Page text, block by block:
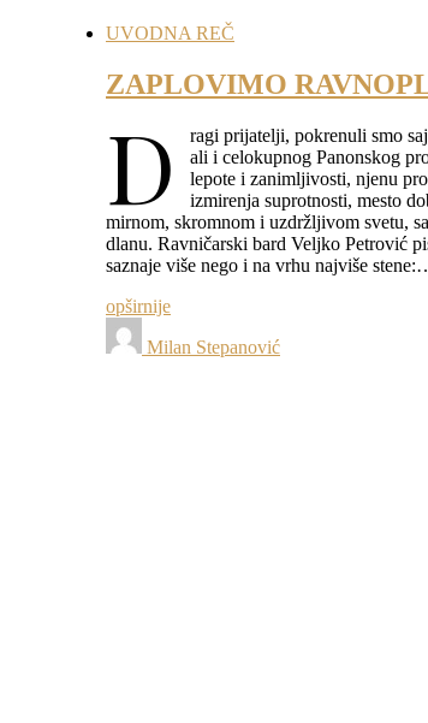
UVODNA REČ
ZAPLOVIMO
D
ragi prijatelji, pokrenuli smo
ali i celokupnog Panonskog
lepote i zanimljivosti, njenu
izmirenja suprotnosti, mesto
mirnom, skromnom i uzdržljivom svetu,
dlanu. Ravničarski bard Veljko Petrović
saznaje više nego i na vrhu najviše
opširnije
Milan Stepanović